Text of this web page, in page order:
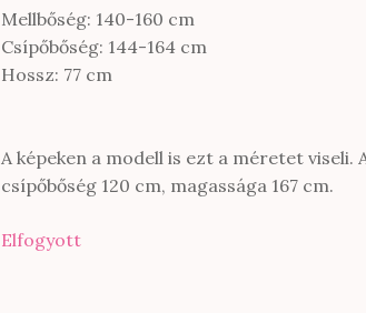
Mellbőség: 140-160 cm
Csípőbőség: 144-164 cm
Hossz: 77 cm
A képeken a modell is ezt a méretet viseli.
csípőbőség 120 cm, magassága 167 cm.
Elfogyott